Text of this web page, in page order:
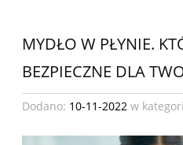
MYDŁO W PŁYNIE.
BEZPIECZNE DLA
Dodano: 10-11-2022 w